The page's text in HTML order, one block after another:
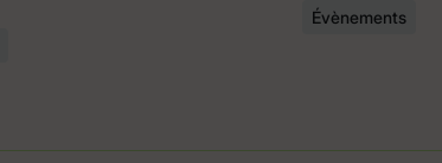
Évènements